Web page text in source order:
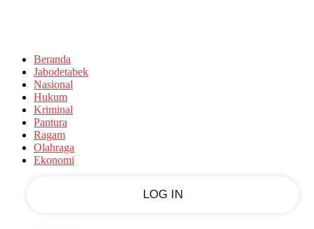
Beranda
Jabodetabek
Nasional
Hukum
Kriminal
Pantura
Ragam
Olahraga
Ekonomi
your password